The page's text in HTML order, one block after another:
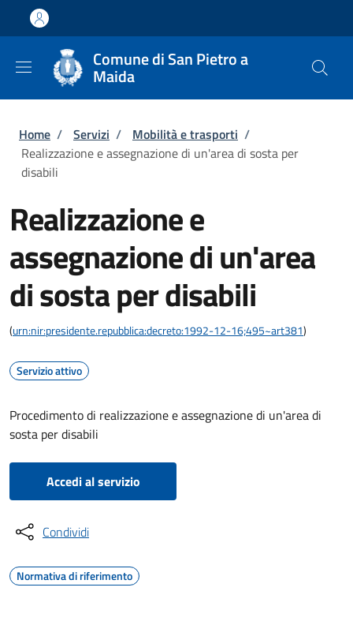
Salta al contenuto principale
Skip to footer content
Comune di San Pietro a
Maida
Briciole di pane
Home / Servizi / Mobilità e trasporti /
Realizzazione e assegnazione di un'area di sosta per
disabili
Realizzazione e
assegnazione di un'area
di sosta per disabili
(urn:nir:presidente.repubblica:decreto:1992-12-16;495~art381)
Servizio attivo
Procedimento di realizzazione e assegnazione di un'area di
sosta per disabili
Accedi al servizio
Condividi
Normativa di riferimento